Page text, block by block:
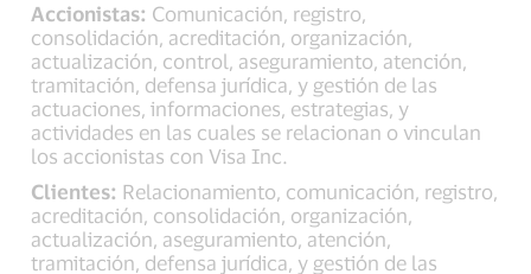
Accionistas: Comunicación, registro,
consolidación, acreditación, organización,
actualización, control, aseguramiento, atención,
tramitación, defensa jurídica, y gestión de las
actuaciones, informaciones, estrategias, y
actividades en las cuales se relacionan o vinculan
los accionistas con Visa Inc.
Clientes: Relacionamiento, comunicación, registro,
acreditación, consolidación, organización,
actualización, aseguramiento, atención,
tramitación, defensa jurídica, y gestión de las